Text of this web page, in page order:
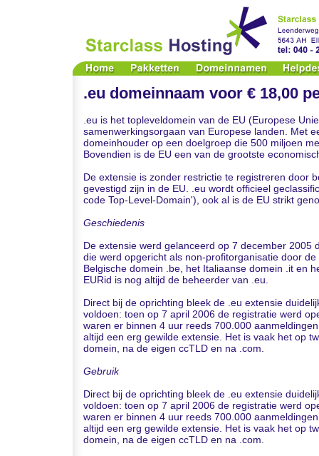
.eu domeinnaam voor € 18,00
.eu is het topleveldomein van de EU (Europese
samenwerkingsorgaan van Europese landen. Met
domeinhouder op een doelgroep die 500 miljoen
Bovendien is de EU een van de grootste
De extensie is zonder restrictie te registreren door
gevestigd zijn in de EU. .eu wordt officieel
code Top-Level-Domain'), ook al is de EU strikt
Geschiedenis
De extensie werd gelanceerd op 7 december 2005
die werd opgericht als non-profitorganisatie door
Belgische domein .be, het Italiaanse domein .it en
EURid is nog altijd de beheerder van .eu.
Direct bij de oprichting bleek de .eu extensie
voldoen: toen op 7 april 2006 de registratie werd
waren er binnen 4 uur reeds 700.000
altijd een erg gewilde extensie. Het is vaak het op
domein, na de eigen ccTLD en na .com.
Gebruik
Direct bij de oprichting bleek de .eu extensie
voldoen: toen op 7 april 2006 de registratie werd
waren er binnen 4 uur reeds 700.000
altijd een erg gewilde extensie. Het is vaak het op
domein, na de eigen ccTLD en na .com.